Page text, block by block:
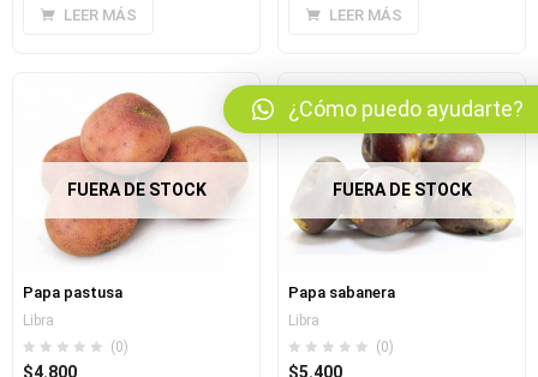
LEER MÁS LEER MÁS
FUERA DE STOCK
Papa pastusa
Libra
(0)
$4.800
FUERA DE STOCK
Papa sabanera
Libra
(0)
$5.400
¿Cómo puedo ayudarte?